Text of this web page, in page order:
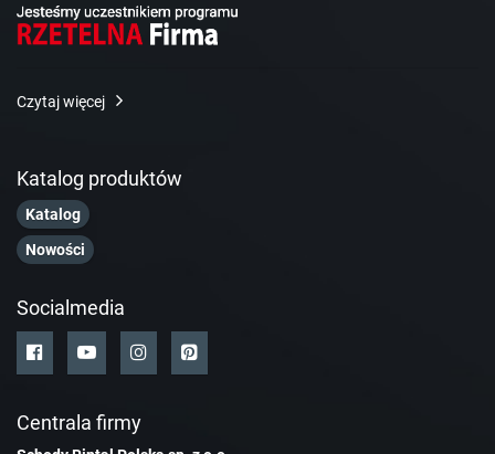
Czytaj więcej
Katalog produktów
Katalog
Nowości
Socialmedia
Centrala firmy